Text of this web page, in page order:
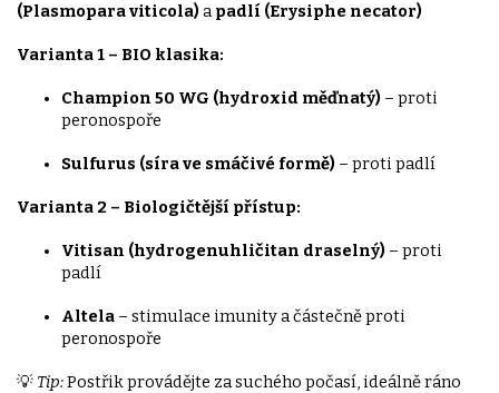
(Plasmopara viticola)apadlí (Erysiphe necator)
Varianta 1 – BIO klasika:
Champion 50 WG (hydroxid měďnatý) – proti
peronospoře
Sulfurus (síra ve smáčivé formě) – proti padlí
Varianta 2 – Biologičtější přístup:
Vitisan (hydrogenuhličitan draselný) – proti
padlí
Altela – stimulace imunity a částečně proti
peronospoře
💡 Tip:Postřik provádějte za suchého počasí, ideálně ráno